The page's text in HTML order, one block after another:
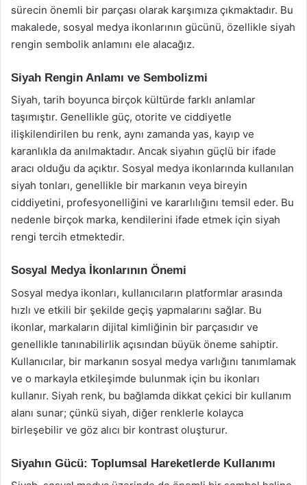
sürecin önemli bir parçası olarak karşımıza çıkmaktadır. Bu
makalede, sosyal medya ikonlarının gücünü, özellikle siyah
rengin sembolik anlamını ele alacağız.
Siyah Rengin Anlamı ve Sembolizmi
Siyah, tarih boyunca birçok kültürde farklı anlamlar
taşımıştır. Genellikle güç, otorite ve ciddiyetle
ilişkilendirilen bu renk, aynı zamanda yas, kayıp ve
karanlıkla da anılmaktadır. Ancak siyahın güçlü bir ifade
aracı olduğu da açıktır. Sosyal medya ikonlarında kullanılan
siyah tonları, genellikle bir markanın veya bireyin
ciddiyetini, profesyonelliğini ve kararlılığını temsil eder. Bu
nedenle birçok marka, kendilerini ifade etmek için siyah
rengi tercih etmektedir.
Sosyal Medya İkonlarının Önemi
Sosyal medya ikonları, kullanıcıların platformlar arasında
hızlı ve etkili bir şekilde geçiş yapmalarını sağlar. Bu
ikonlar, markaların dijital kimliğinin bir parçasıdır ve
genellikle tanınabilirlik açısından büyük öneme sahiptir.
Kullanıcılar, bir markanın sosyal medya varlığını tanımlamak
ve o markayla etkileşimde bulunmak için bu ikonları
kullanır. Siyah renk, bu bağlamda dikkat çekici bir kullanım
alanı sunar; çünkü siyah, diğer renklerle kolayca
birleşebilir ve göz alıcı bir kontrast oluşturur.
Siyahın Gücü: Toplumsal Hareketlerde Kullanımı